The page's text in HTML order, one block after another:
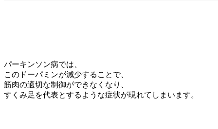
パーキンソン病では、
このドーパミンが減少することで、
筋肉の適切な制御ができなくなり、
すくみ足を代表とするような症状が現れてしまいます。